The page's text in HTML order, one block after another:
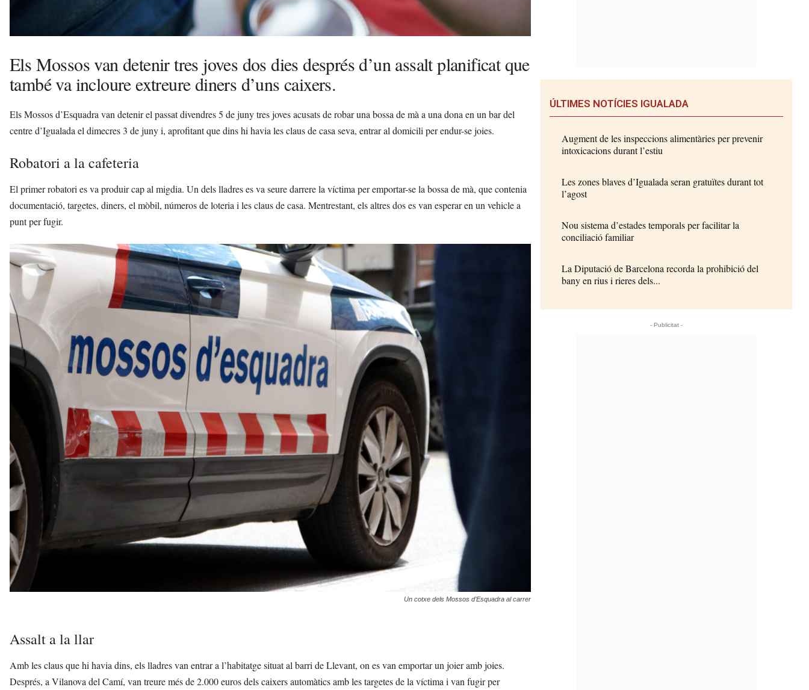
Els Mossos van detenir tres joves dos dies després d’un assalt planificat que
també va incloure extreure diners d’uns caixers.
Els Mossos d’Esquadra van detenir el passat divendres 5 de juny tres joves acusats de robar una bossa de mà a una dona en un bar del
centre d’Igualada el dimecres 3 de juny i, aprofitant que dins hi havia les claus de casa seva, entrar al domicili per endur-se joies.
Robatori a la cafeteria
El primer robatori es va produir cap al migdia. Un dels lladres es va seure darrere la víctima per emportar-se la bossa de mà, que contenia
documentació, targetes, diners, el mòbil, números de loteria i les claus de casa. Mentrestant, els altres dos es van esperar en un vehicle a
punt per fugir.
Un cotxe dels Mossos d’Esquadra al carrer
Assalt a la llar
Amb les claus que hi havia dins, els lladres van entrar a l’habitatge situat al barri de Llevant, on es van emportar un joier amb joies.
Després, a Vilanova del Camí, van treure més de 2.000 euros dels caixers automàtics amb les targetes de la víctima i van fugir per
ÚLTIMES NOTÍCIES IGUALADA
Augment de les inspeccions alimentàries per prevenir
intoxicacions durant l’estiu
Les zones blaves d’Igualada seran gratuïtes durant tot
l’agost
Nou sistema d’estades temporals per facilitar la
conciliació familiar
La Diputació de Barcelona recorda la prohibició del
bany en rius i rieres dels...
- Publicitat -